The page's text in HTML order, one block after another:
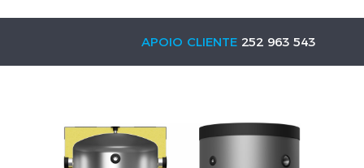
APOIO CLIENTE 252 963 543